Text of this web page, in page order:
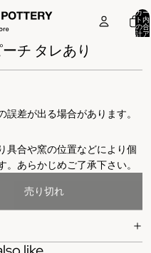
カー
ト内
の合
計ア
チ タレあり
誤差が出る場合があります。
具合や窯の位置などにより個
あらかじめご了承下さい。
売り切れ